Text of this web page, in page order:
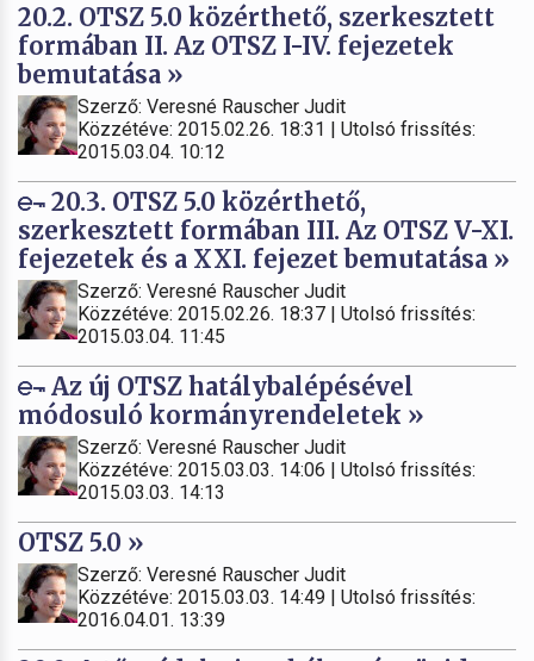
20.2. OTSZ 5.0 közérthető, szerkesztett
formában II. Az OTSZ I-IV. fejezetek
bemutatása »
Szerző: Veresné Rauscher Judit
Közzétéve: 2015.02.26. 18:31 | Utolsó frissítés:
2015.03.04. 10:12
20.3. OTSZ 5.0 közérthető,
szerkesztett formában III. Az OTSZ V-XI.
fejezetek és a XXI. fejezet bemutatása »
Szerző: Veresné Rauscher Judit
Közzétéve: 2015.02.26. 18:37 | Utolsó frissítés:
2015.03.04. 11:45
Az új OTSZ hatálybalépésével
módosuló kormányrendeletek »
Szerző: Veresné Rauscher Judit
Közzétéve: 2015.03.03. 14:06 | Utolsó frissítés:
2015.03.03. 14:13
OTSZ 5.0 »
Szerző: Veresné Rauscher Judit
Közzétéve: 2015.03.03. 14:49 | Utolsó frissítés:
2016.04.01. 13:39